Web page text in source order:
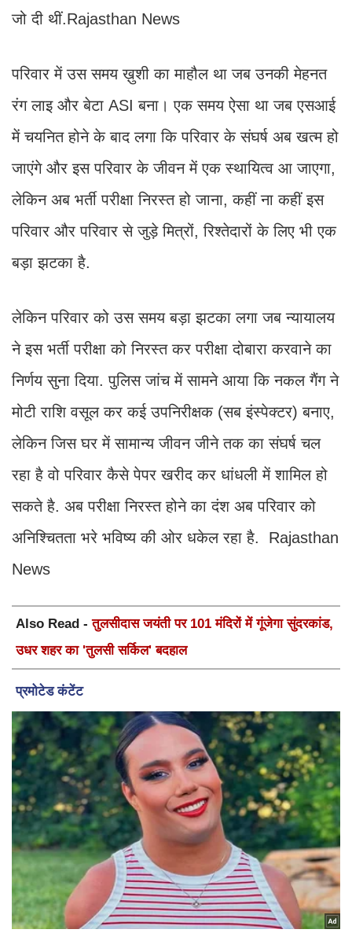
जो दी थीं.Rajasthan News
परिवार में उस समय ख़ुशी का माहौल था जब उनकी मेहनत
रंग लाइ और बेटा ASI बना। एक समय ऐसा था जब एसआई
में चयनित होने के बाद लगा कि परिवार के संघर्ष अब खत्म हो
जाएंगे और इस परिवार के जीवन में एक स्थायित्व आ जाएगा,
लेकिन अब भर्ती परीक्षा निरस्त हो जाना, कहीं ना कहीं इस
परिवार और परिवार से जुड़े मित्रों, रिश्तेदारों के लिए भी एक
बड़ा झटका है.
लेकिन परिवार को उस समय बड़ा झटका लगा जब न्यायालय
ने इस भर्ती परीक्षा को निरस्त कर परीक्षा दोबारा करवाने का
निर्णय सुना दिया. पुलिस जांच में सामने आया कि नकल गैंग ने
मोटी राशि वसूल कर कई उपनिरीक्षक (सब इंस्पेक्टर) बनाए,
लेकिन जिस घर में सामान्य जीवन जीने तक का संघर्ष चल
रहा है वो परिवार कैसे पेपर खरीद कर धांधली में शामिल हो
सकते है. अब परीक्षा निरस्त होने का दंश अब परिवार को
अनिश्चितता भरे भविष्य की ओर धकेल रहा है. Rajasthan
News
Also Read -तुलसीदास जयंती पर 101 मंदिरों में गूंजेगा सुंदरकांड,
उधर शहर का 'तुलसी सर्किल' बदहाल